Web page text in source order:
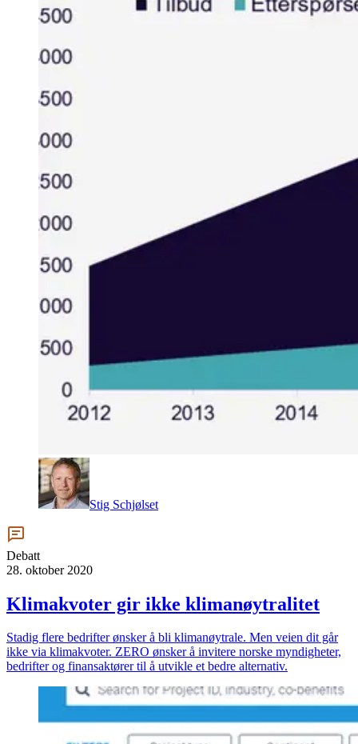
Stig Schjølset
Debatt
28. oktober 2020
Klimakvoter gir ikke klimanøytralitet
Stadig flere bedrifter ønsker å bli klimanøytrale. Men veien dit går
ikke via klimakvoter. ZERO ønsker å invitere norske myndigheter,
bedrifter og finansaktører til å utvikle et bedre alternativ.